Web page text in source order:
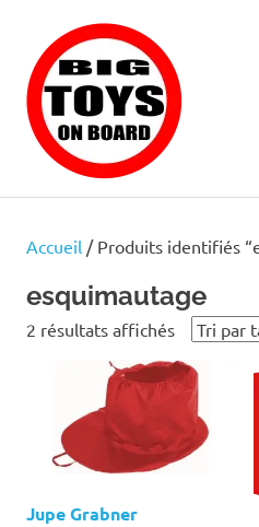
content
POUR
ENFANTS
Accueil / Produits identifiés
esquimautage
2 résultats affichés Trié
prix
décroissant
Jupe Grabner